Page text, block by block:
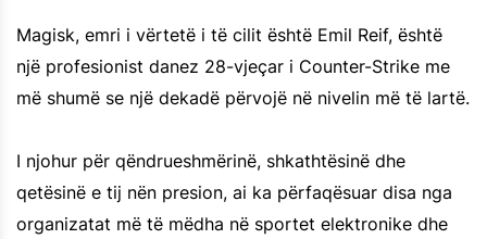
Magisk, emri i vërtetë i të cilit është Emil Reif, është
një profesionist danez 28-vjeçar i Counter-Strike me
më shumë se një dekadë përvojë në nivelin më të lartë.
I njohur për qëndrueshmërinë, shkathtësinë dhe
qetësinë e tij nën presion, ai ka përfaqësuar disa nga
organizatat më të mëdha në sportet elektronike dhe